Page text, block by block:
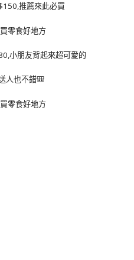
推薦來此必買
小朋友背起來超可愛的
人也不錯🎒